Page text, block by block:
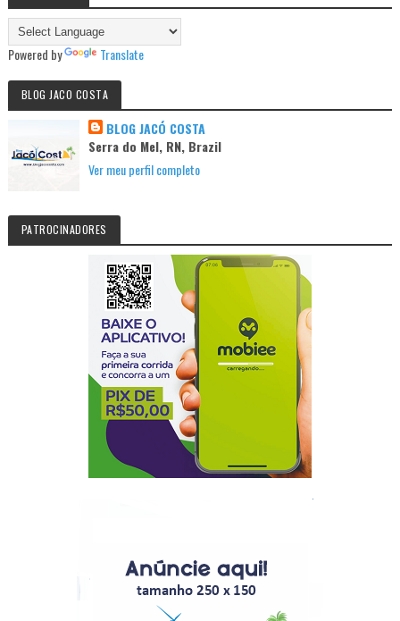
Powered by Translate
BLOG JACO COSTA
BLOG JACÓ COSTA
Serra do Mel, RN, Brazil
Ver meu perfil completo
PATROCINADORES